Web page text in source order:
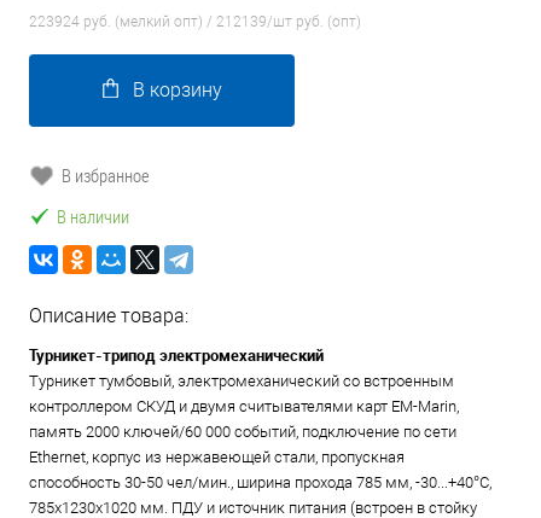
223924 руб. (мелкий опт) / 212139/шт руб. (опт)
В корзину
В избранное
В наличии
Описание товара:
Турникет-трипод электромеханический
Турникет тумбовый, электромеханический со встроенным
контроллером СКУД и двумя считывателями карт EM-Marin,
память 2000 ключей/60 000 событий, подключение по сети
Ethernet, корпус из нержавеющей стали, пропускная
способность 30-50 чел/мин., ширина прохода 785 мм, -30...+40°C,
785х1230х1020 мм. ПДУ и источник питания (встроен в стойку